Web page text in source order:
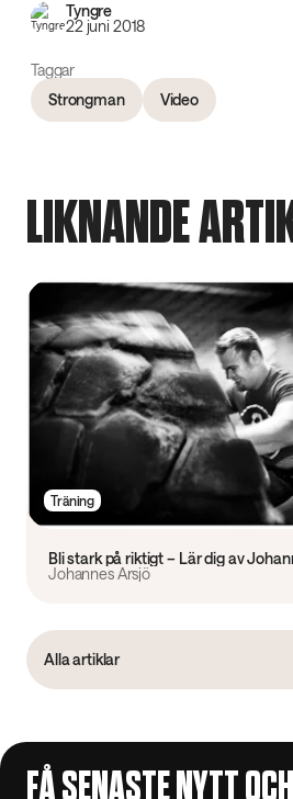
Tyngre
22 juni 2018
Taggar
Strongman
Video
LIKNANDE
Träning
Bli stark på riktigt – Lär dig av
Johannes Årsjö
Alla artiklar
FÅ SENASTE NYTT OCH